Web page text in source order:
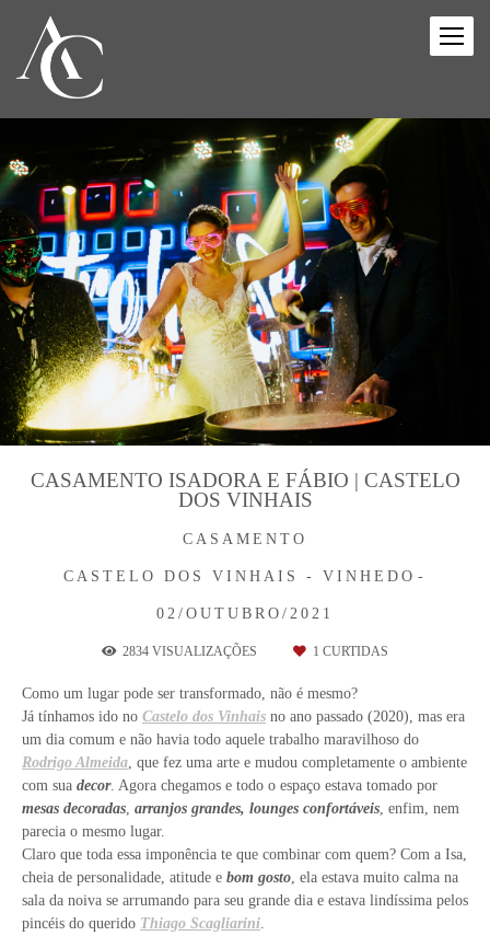
CASAMENTO
CASTELO DOS VINHAIS - VINHEDO
02/OUTUBRO/2021
CASAMENTO ISADORA E FÁBIO | CASTELO
DOS VINHAIS
2834 VISUALIZAÇÕES 1 CURTIDAS
Como um lugar pode ser transformado, não é mesmo?
Já tínhamos ido no Castelo dos Vinhais no ano passado (2020), mas era
um dia comum e não havia todo aquele trabalho maravilhoso do
Rodrigo Almeida , que fez uma arte e mudou completamente o ambiente
com sua decor. Agora chegamos e todo o espaço estava tomado por
mesas decoradas arranjos grandes, lounges confortáveis , enfim, nem
parecia o mesmo lugar.
Claro que toda essa imponência te que combinar com quem? Com a Isa,
cheia de personalidade, atitude e bom gosto , ela estava muito calma na
sala da noiva se arrumando para seu grande dia e estava lindíssima pelos
pincéis do querido Thiago Scagliarini